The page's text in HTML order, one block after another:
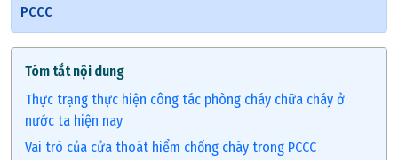
PCCC
Tóm tắt nội dung
Thực trạng thực hiện công tác phòng cháy chữa cháy ở
nước ta hiện nay
Vai trò của cửa thoát hiểm chống cháy trong PCCC